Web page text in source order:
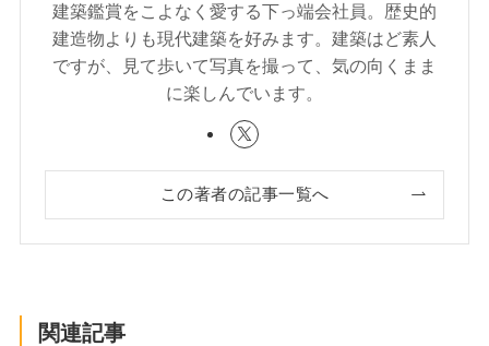
建築鑑賞をこよなく愛する下っ端会社員。歴史的
建造物よりも現代建築を好みます。建築はど素人
ですが、見て歩いて写真を撮って、気の向くまま
に楽しんでいます。
この著者の記事一覧へ
関連記事